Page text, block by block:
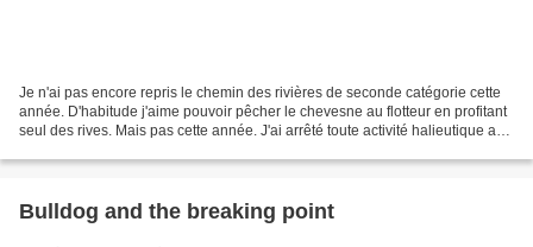
Je n'ai pas encore repris le chemin des rivières de seconde catégorie cette
année. D'habitude j'aime pouvoir pêcher le chevesne au flotteur en profitant
seul des rives. Mais pas cette année. J'ai arrêté toute activité halieutique au
Bulldog and the breaking point